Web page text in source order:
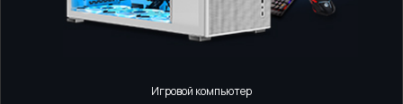
Игровой компьютер